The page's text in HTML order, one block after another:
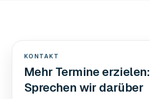
KONTAKT
Mehr Termine erzielen:
Sprechen wir darüber